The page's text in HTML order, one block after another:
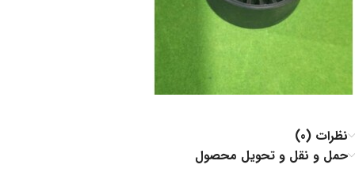
نظرات (0)
حمل و نقل و تحویل محصول